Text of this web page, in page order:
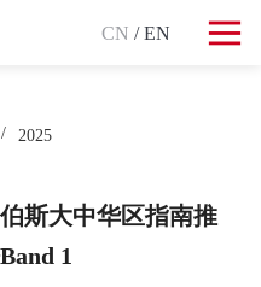
CN / EN
2025
斯大中华区指南推
1